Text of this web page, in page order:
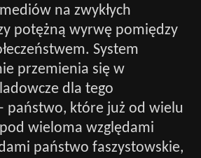
na zwykłych
potężną wyrwę pomiędzy
System
przemienia się w
dla tego
państwo, które już od wielu
wieloma względami
państwo faszystowskie,